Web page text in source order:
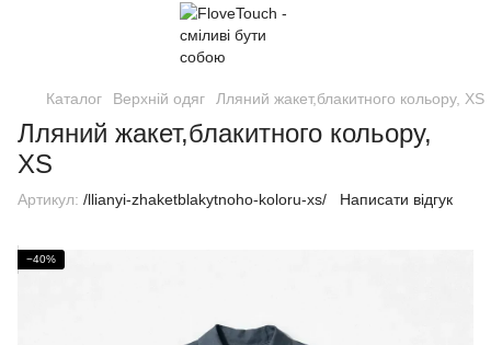
Каталог Верхній одяг Лляний жакет,блакитного кольору, XS
Лляний жакет,блакитного кольору,
XS
Артикул: /llianyi-zhaketblakytnoho-koloru-xs/ Написати відгук
−40%